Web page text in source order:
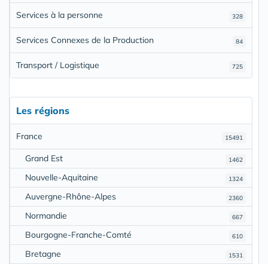
328
Services à la personne
84
Services Connexes de la Production
725
Transport / Logistique
Les régions
15491
France
1462
Grand Est
1324
Nouvelle-Aquitaine
2360
Auvergne-Rhône-Alpes
667
Normandie
610
Bourgogne-Franche-Comté
1531
Bretagne